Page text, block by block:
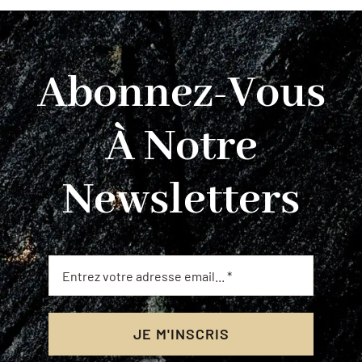
Abonnez-Vous
À Notre
Newsletters
JE M'INSCRIS